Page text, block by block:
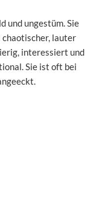
und ungestüm. Sie
chaotischer, lauter
interessiert und
Sie ist oft bei